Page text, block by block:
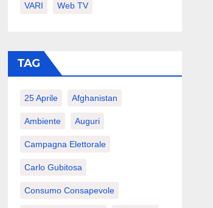
VARI Web TV
TAG
25 Aprile Afghanistan
Ambiente Auguri
Campagna Elettorale
Carlo Gubitosa
Consumo Consapevole